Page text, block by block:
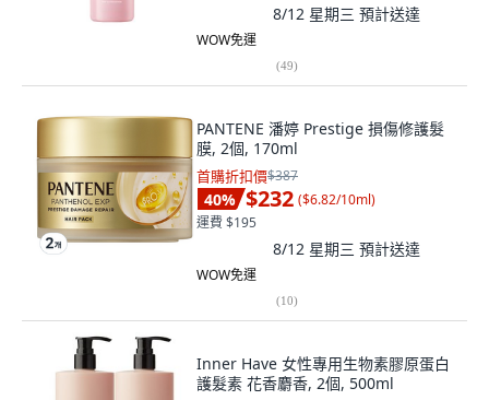
8/12 星期三 預計送達
WOW免運
(49)
PANTENE 潘婷 Prestige 損傷修護髮
膜, 2個, 170ml
首購折扣價$387
40% $232 ($6.82/10ml)
運費 $195
8/12 星期三 預計送達
WOW免運
(10)
Inner Have 女性專用生物素膠原蛋白
護髮素 花香麝香, 2個, 500ml